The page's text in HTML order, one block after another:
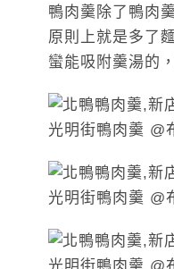
鴨肉羹除了鴨肉
原則上就是多了
蠻能吸附羹湯的